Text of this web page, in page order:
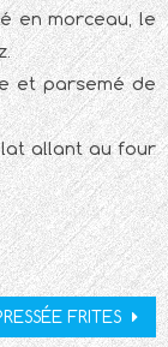
en morceau, le
et parsemé de
allant au four
FRITES